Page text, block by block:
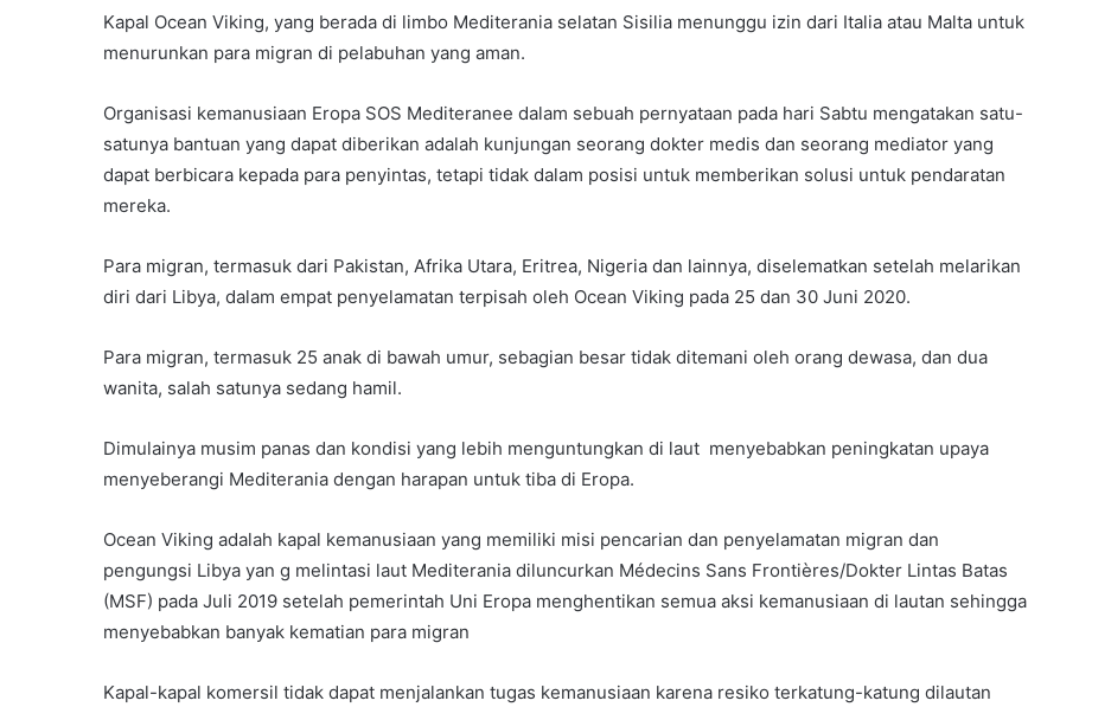
Kapal Ocean Viking, yang berada di limbo Mediterania selatan Sisilia menunggu izin dari Italia atau Malta untuk
menurunkan para migran di pelabuhan yang aman.
Organisasi kemanusiaan Eropa SOS Mediteranee dalam sebuah pernyataan pada hari Sabtu mengatakan satu-
satunya bantuan yang dapat diberikan adalah kunjungan seorang dokter medis dan seorang mediator yang
dapat berbicara kepada para penyintas, tetapi tidak dalam posisi untuk memberikan solusi untuk pendaratan
mereka.
Para migran, termasuk dari Pakistan, Afrika Utara, Eritrea, Nigeria dan lainnya, diselematkan setelah melarikan
diri dari Libya, dalam empat penyelamatan terpisah oleh Ocean Viking pada 25 dan 30 Juni 2020.
Para migran, termasuk 25 anak di bawah umur, sebagian besar tidak ditemani oleh orang dewasa, dan dua
wanita, salah satunya sedang hamil.
Dimulainya musim panas dan kondisi yang lebih menguntungkan di laut menyebabkan peningkatan upaya
menyeberangi Mediterania dengan harapan untuk tiba di Eropa.
Ocean Viking adalah kapal kemanusiaan yang memiliki misi pencarian dan penyelamatan migran dan
pengungsi Libya yan g melintasi laut Mediterania diluncurkan Médecins Sans Frontières/Dokter Lintas Batas
(MSF) pada Juli 2019 setelah pemerintah Uni Eropa menghentikan semua aksi kemanusiaan di lautan sehingga
menyebabkan banyak kematian para migran
Kapal-kapal komersil tidak dapat menjalankan tugas kemanusiaan karena resiko terkatung-katung dilautan